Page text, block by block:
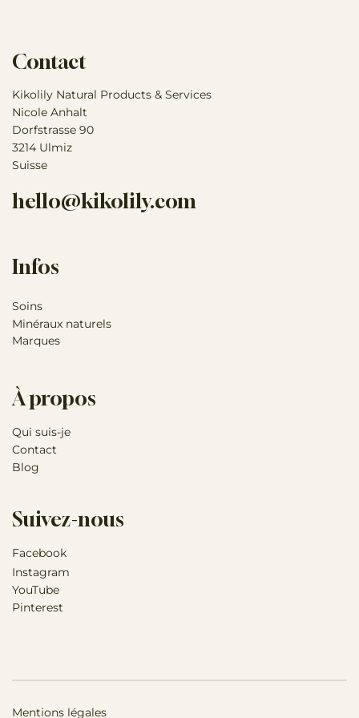
vous !
Mentions légales
Contact
Kikolily Natural Products & Services
Nicole Anhalt
Dorfstrasse 90
3214 Ulmiz
Suisse
hello@kikolily.com
Suivez-nous
Facebook
Instagram
YouTube
Pinterest
Infos
Soins
Minéraux naturels
Marques
À propos
Qui suis-je
Contact
Blog